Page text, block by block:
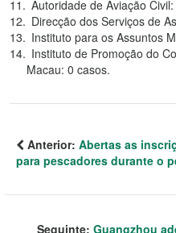
Autoridade de Aviação
Direcção dos Serviços de
Instituto para os Assuntos
Instituto de Promoção do
Macau: 0 casos.
Anterior: Abertas as
para pescadores durante o
Seguinte: Guangzhou